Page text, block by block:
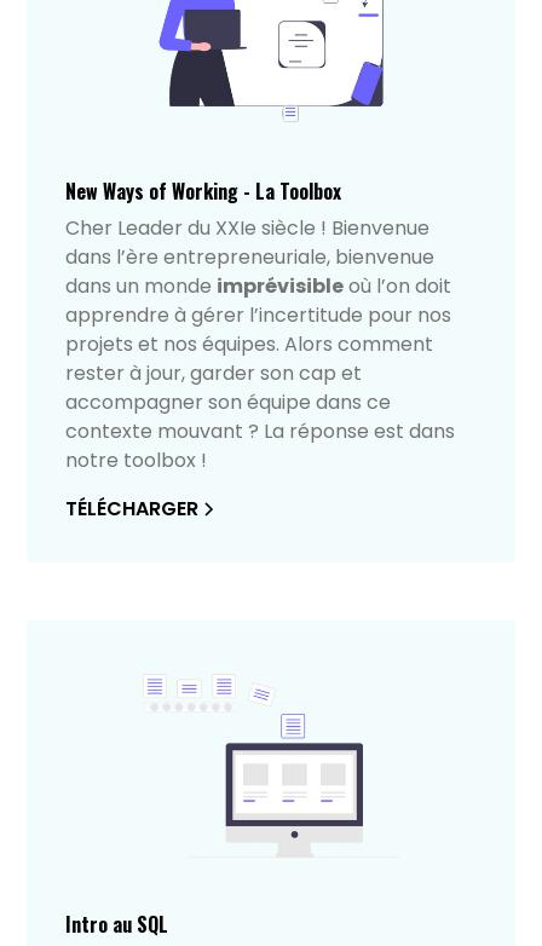
New Ways of Working - La Toolbox
Cher Leader du XXIe siècle ! Bienvenue
dans l’ère entrepreneuriale, bienvenue
dans un monde imprévisibleoù l’on doit
apprendre à gérer l’incertitude pour nos
projets et nos équipes. Alors comment
rester à jour, garder son cap et
accompagner son équipe dans ce
contexte mouvant ? La réponse est dans
notre toolbox !
TÉLÉCHARGER
Intro au SQL